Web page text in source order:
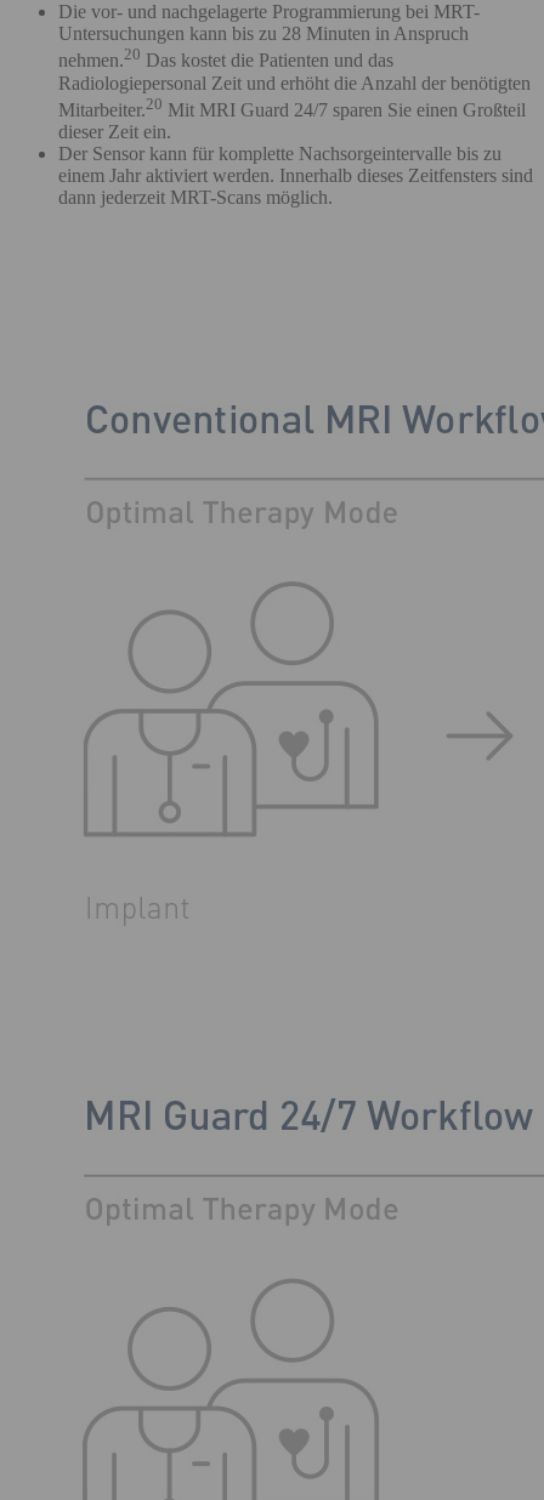
Die vor- und nachgelagerte Programmierung bei MRT-
Untersuchungen kann bis zu 28 Minuten in Anspruch
nehmen.20 Das kostet die Patienten und das
Radiologiepersonal Zeit und erhöht die Anzahl der benötigten
Mitarbeiter.20 Mit MRI Guard 24/7 sparen Sie einen Großteil
dieser Zeit ein.
Der Sensor kann für komplette Nachsorgeintervalle bis zu
einem Jahr aktiviert werden. Innerhalb dieses Zeitfensters sind
dann jederzeit MRT-Scans möglich.